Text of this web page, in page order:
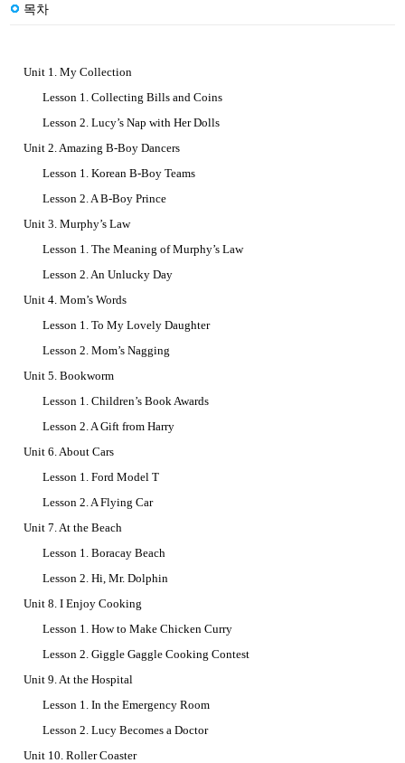
목차
Unit 1. My Collection
Lesson 1. Collecting Bills and Coins
Lesson 2. Lucy’s Nap with Her Dolls
Unit 2. Amazing B-Boy Dancers
Lesson 1. Korean B-Boy Teams
Lesson 2. A B-Boy Prince
Unit 3. Murphy’s Law
Lesson 1. The Meaning of Murphy’s Law
Lesson 2. An Unlucky Day
Unit 4. Mom’s Words
Lesson 1. To My Lovely Daughter
Lesson 2. Mom’s Nagging
Unit 5. Bookworm
Lesson 1. Children’s Book Awards
Lesson 2. A Gift from Harry
Unit 6. About Cars
Lesson 1. Ford Model T
Lesson 2. A Flying Car
Unit 7. At the Beach
Lesson 1. Boracay Beach
Lesson 2. Hi, Mr. Dolphin
Unit 8. I Enjoy Cooking
Lesson 1. How to Make Chicken Curry
Lesson 2. Giggle Gaggle Cooking Contest
Unit 9. At the Hospital
Lesson 1. In the Emergency Room
Lesson 2. Lucy Becomes a Doctor
Unit 10. Roller Coaster